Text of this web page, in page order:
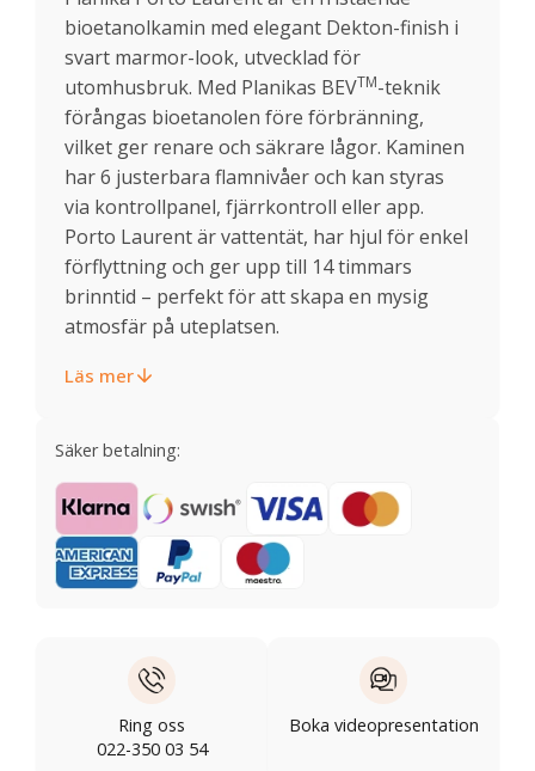
bioetanolkamin med elegant Dekton-finish i
svart marmor-look, utvecklad för
utomhusbruk. Med Planikas BEVTM-teknik
förångas bioetanolen före förbränning,
vilket ger renare och säkrare lågor. Kaminen
har 6 justerbara flamnivåer och kan styras
via kontrollpanel, fjärrkontroll eller app.
Porto Laurent är vattentät, har hjul för enkel
förflyttning och ger upp till 14 timmars
brinntid – perfekt för att skapa en mysig
atmosfär på uteplatsen.
Läs mer
Säker betalning:
Ring oss
022-350 03 54
Boka videopresentation